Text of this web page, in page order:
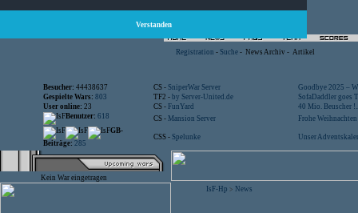
Verstanden
Registration - Suche - News Archiv - Artikel
Besucher: 44438637 CS - SniperWar Server
Goodbye 2025 –
Gespielte Wars: 803 TF2 - by Server-United.de
SofaDaddler goes
User online: 23 CS - FunYard
40 Mio. Beuscher
Benutzer: 618 CS - Mansion Server
Frohe
GB-
Beiträge: 285
CSS - Spelunke Unser
Kein War eingetragen
IsF-Hp > News